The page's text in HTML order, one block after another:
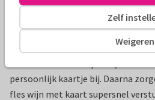
Wijn bezorgen met kaartje​
Wil je een fles wijn versturen met
persoonlijk kaartje bij. Daarna
fles wijn met kaart supersnel
Weigeren
Zelf